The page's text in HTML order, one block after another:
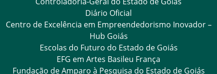
Diário Oficial
Centro de Excelência em Empreendedorismo Inovador –
Hub Goiás
Escolas do Futuro do Estado de Goiás
EFG em Artes Basileu França
Fundação de Amparo à Pesquisa do Estado de Goiás